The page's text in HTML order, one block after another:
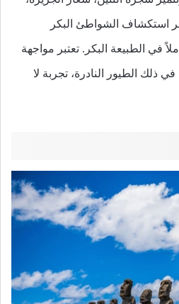
استكشاف الشواطئ البكر
في الطبيعة البكر. تعتبر مواجهة
في ذلك الطيور النادرة، تجربة لا